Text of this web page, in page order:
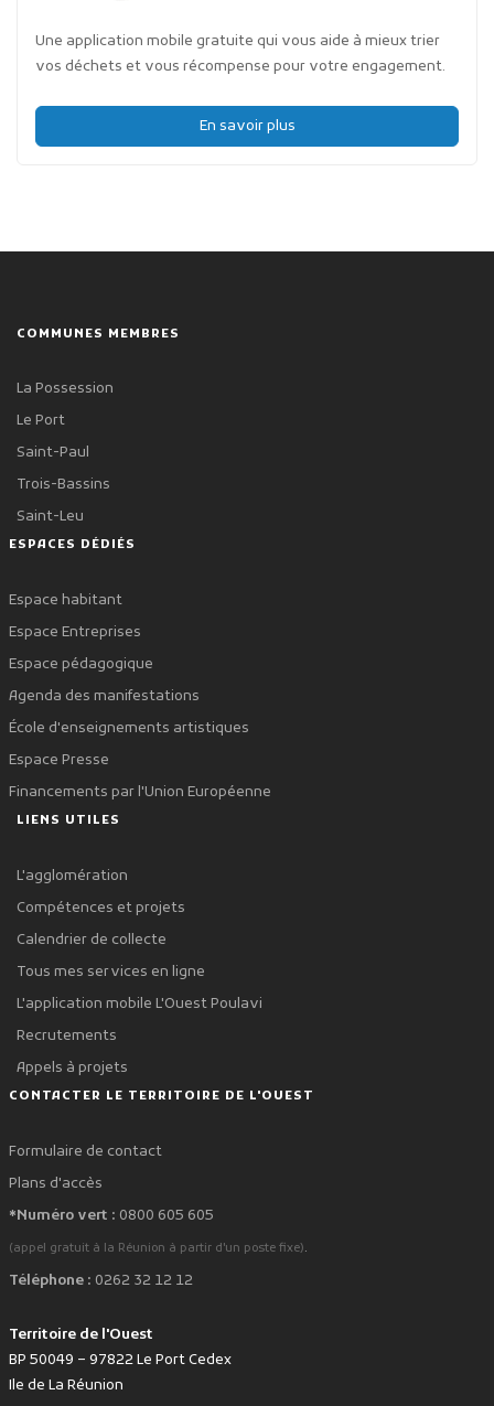
Une application mobile gratuite qui vous aide à mieux trier
vos déchets et vous récompense pour votre engagement.
En savoir plus
COMMUNES MEMBRES
La Possession
Le Port
Saint-Paul
Trois-Bassins
Saint-Leu
ESPACES DÉDIÉS
Espace habitant
Espace Entreprises
Espace pédagogique
Agenda des manifestations
École d'enseignements artistiques
Espace Presse
Financements par l'Union Européenne
LIENS UTILES
L'agglomération
Compétences et projets
Calendrier de collecte
Tous mes services en ligne
L'application mobile L'Ouest Poulavi
Recrutements
Appels à projets
CONTACTER LE TERRITOIRE DE L'OUEST
Formulaire de contact
Plans d'accès
*Numéro vert : 0800 605 605
(appel gratuit à la Réunion à partir d'un poste fixe).
Téléphone : 0262 32 12 12
Territoire de l'Ouest
BP 50049 – 97822 Le Port Cedex
Ile de La Réunion